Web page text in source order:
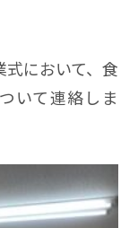
において、食
いて連絡しま